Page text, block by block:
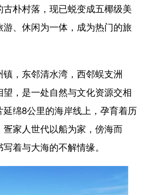
朴村落，现已蜕变成五椰级美
、休闲为一体，成为热门的旅
，东邻清水湾，西邻蜈支洲
，是一处自然与文化资源交相
绵8公里的海岸线上，孕育着历
家人世代以船为家，傍海而
着与大海的不解情缘。